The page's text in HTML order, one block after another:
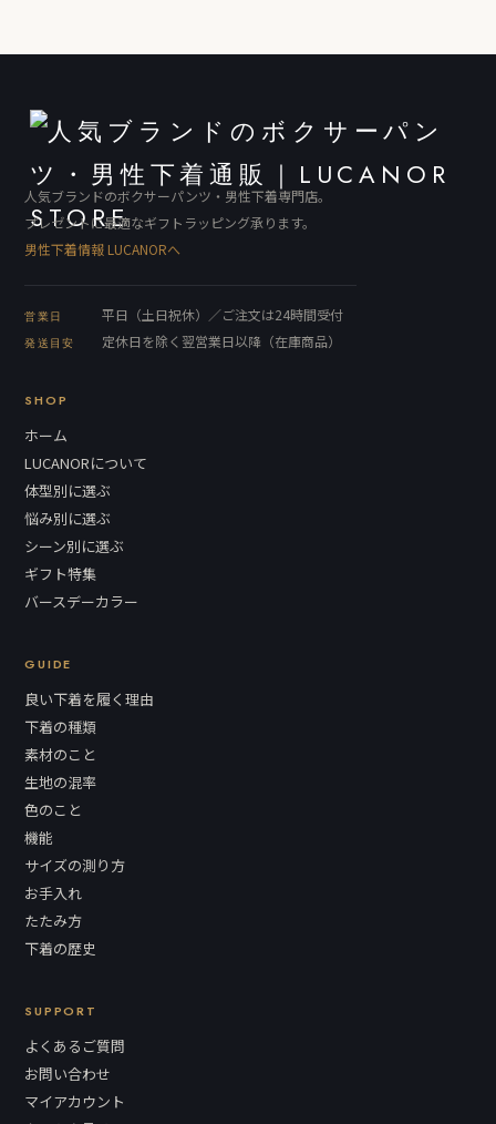
人気ブランドのボクサーパンツ・男性下着専門店。
プレゼントに最適なギフトラッピング承ります。
男性下着情報 LUCANORへ
営業日 平日（土日祝休）／ご注文は24時間受付
発送目安 定休日を除く翌営業日以降（在庫商品）
SHOP
ホーム
LUCANORについて
体型別に選ぶ
悩み別に選ぶ
シーン別に選ぶ
ギフト特集
バースデーカラー
GUIDE
良い下着を履く理由
下着の種類
素材のこと
生地の混率
色のこと
機能
サイズの測り方
お手入れ
たたみ方
下着の歴史
SUPPORT
よくあるご質問
お問い合わせ
マイアカウント